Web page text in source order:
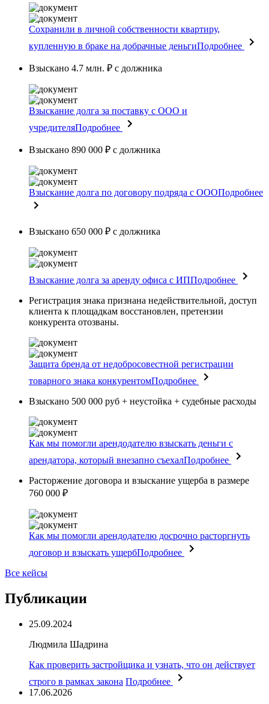
Сохранили в личной собственности квартиру,
купленную в браке на добрачные деньгиПодробнее
Взыскано 4.7 млн. ₽ с должника
Взыскание долга за поставку с ООО и
учредителяПодробнее
Взыскано 890 000 ₽ с должника
Взыскание долга по договору подряда с ОООПодробнее
Взыскано 650 000 ₽ с должника
Взыскание долга за аренду офиса с ИППодробнее
Регистрация знака признана недействительной, доступ
клиента к площадкам восстановлен, претензии
конкурента отозваны.
Защита бренда от недобросовестной регистрации
товарного знака конкурентомПодробнее
Взыскано 500 000 руб + неустойка + судебные расходы
Как мы помогли арендодателю взыскать деньги с
арендатора, который внезапно съехалПодробнее
Расторжение договора и взыскание ущерба в размере
760 000 ₽
Как мы помогли арендодателю досрочно расторгнуть
договор и взыскать ущербПодробнее
Все кейсы
Публикации
25.09.2024
Людмила Шадрина
Как проверить застройщика и узнать, что он действует
строго в рамках закона Подробнее
17.06.2026